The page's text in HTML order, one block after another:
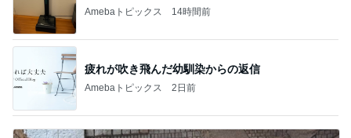
Amebaトピックス 14時間前
疲れが吹き飛んだ幼馴染からの返信
Amebaトピックス 2日前